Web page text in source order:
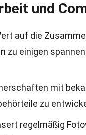
und
auf die
zu einigen
mit
zu
regelmäßig